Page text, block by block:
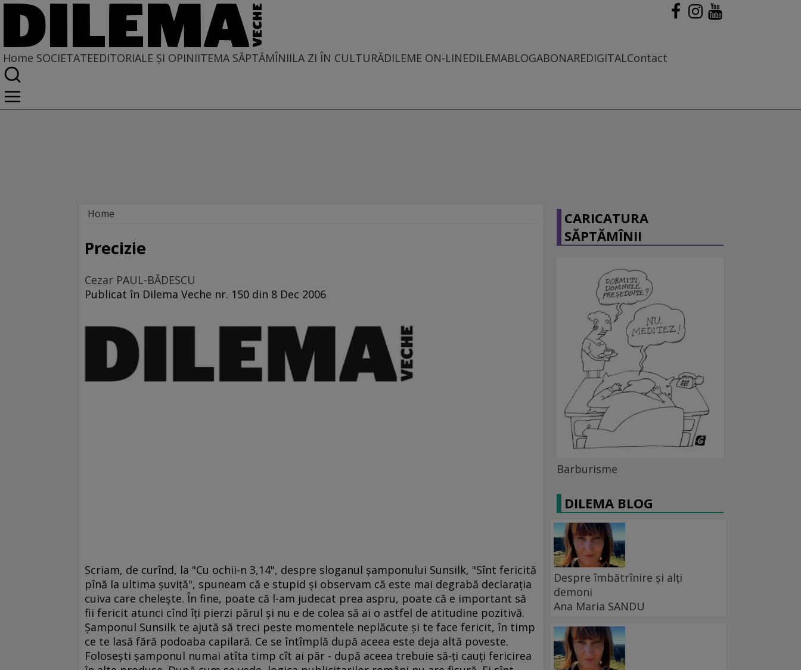
Home SOCIETATEEDITORIALE ȘI OPINIITEMA SĂPTĂMÎNIILA ZI ÎN CULTURĂDILEME ON-LINEDILEMABLOGABONAREDIGITALContact
Home
MASS COMEDIA
Precizie
Cezar PAUL-BĂDESCU
Publicat în Dilema Veche nr. 150 din 8 Dec 2006
Scriam, de curînd, la "Cu ochii-n 3,14", despre sloganul şamponului Sunsilk, "Sînt fericită
pînă la ultima şuviţă", spuneam că e stupid şi observam că este mai degrabă declaraţia
cuiva care cheleşte. În fine, poate că l-am judecat prea aspru, poate că e important să
fii fericit atunci cînd îţi pierzi părul şi nu e de colea să ai o astfel de atitudine pozitivă.
Şamponul Sunsilk te ajută să treci peste momentele neplăcute şi te face fericit, în timp
ce te lasă fără podoaba capilară. Ce se întîmplă după aceea este deja altă poveste.
Foloseşti şamponul numai atîta timp cît ai păr - după aceea trebuie să-ţi cauţi fericirea
CARICATURA
SĂPTĂMÎNII
Barburisme
DILEMA BLOG
Despre îmbătrînire și alți
demoni
Ana Maria SANDU